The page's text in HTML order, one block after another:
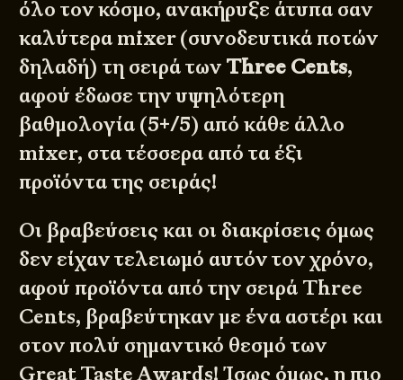
όλο τον κόσμο, ανακήρυξε άτυπα σαν
καλύτερα mixer (συνοδευτικά ποτών
δηλαδή) τη σειρά των Three Cents,
αφού έδωσε την υψηλότερη
βαθμολογία (5+/5) από κάθε άλλο
mixer, στα τέσσερα από τα έξι
προϊόντα της σειράς!
Οι βραβεύσεις και οι διακρίσεις όμως
δεν είχαν τελειωμό αυτόν τον χρόνο,
αφού προϊόντα από την σειρά Three
Cents, βραβεύτηκαν με ένα αστέρι και
στον πολύ σημαντικό θεσμό των
Great Taste Awards! Ίσως όμως, η πιο